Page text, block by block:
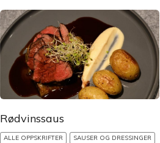
Rødvinssaus
ALLE OPPSKRIFTER SAUSER OG DRESSINGER